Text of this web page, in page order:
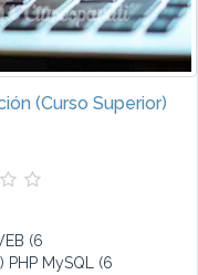
(Curso Superior)
(6
PHP MySQL (6